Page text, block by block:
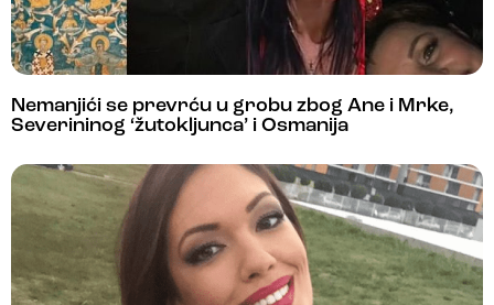
Nemanjići se prevrću u grobu zbog Ane i Mrke,
Severininog ‘žutokljunca’ i Osmanija